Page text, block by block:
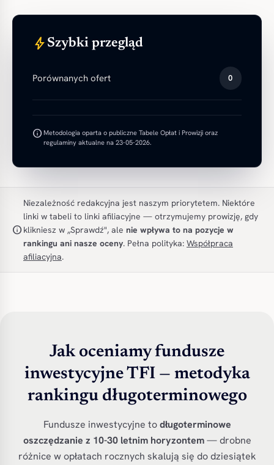
bolt Szybki przegląd
Porównanych ofert 0
infoMetodologia oparta o publiczne Tabele Opłat i Prowizji oraz
regulaminy aktualne na 23-05-2026.
info
Niezależność redakcyjna jest naszym priorytetem. Niektóre
linki w tabeli to linki afiliacyjne — otrzymujemy prowizję, gdy
klikniesz w „Sprawdź", ale nie wpływa to na pozycje w
rankingu ani nasze oceny. Pełna polityka: Współpraca
afiliacyjna.
Jak oceniamy fundusze
inwestycyjne TFI — metodyka
rankingu długoterminowego
Fundusze inwestycyjne todługoterminowe
oszczędzanie z 10-30 letnim horyzontem— drobne
różnice w opłatach rocznych skalują się do dziesiątek